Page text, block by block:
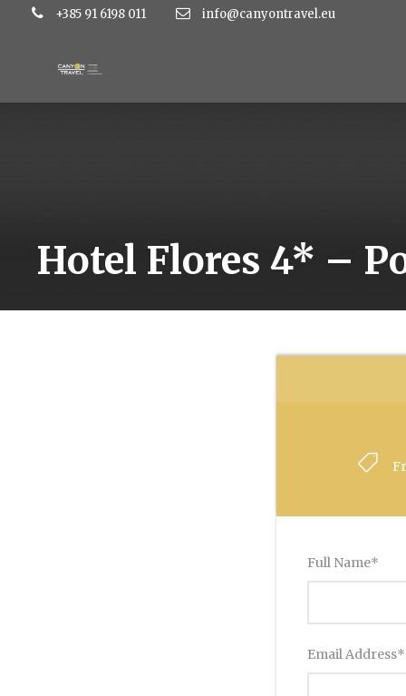
+385 91 6198 011 info@canyontravel.eu
Hotel Flores 4* –
Full Name*
Email Address*